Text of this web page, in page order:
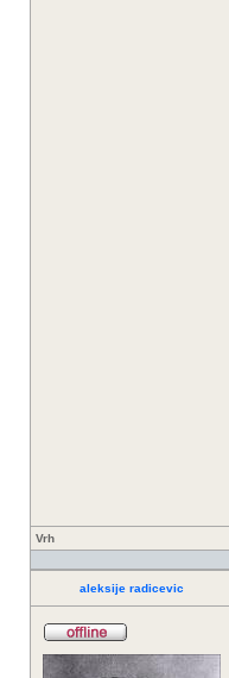
Vrh
aleksije radicevic